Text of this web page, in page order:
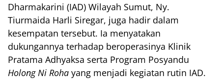
Dharmakarini (IAD) Wilayah Sumut, Ny.
Tiurmaida Harli Siregar, juga hadir dalam
kesempatan tersebut. Ia menyatakan
dukungannya terhadap beroperasinya Klinik
Pratama Adhyaksa serta Program Posyandu
Holong Ni Roha yang menjadi kegiatan rutin IAD.